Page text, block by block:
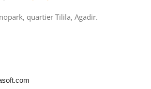
quartier Tilila, Agadir.